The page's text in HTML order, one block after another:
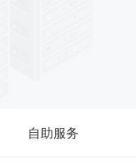
自助服务